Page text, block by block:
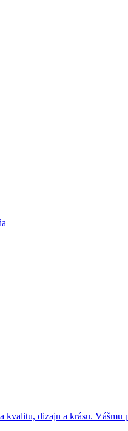
dizajn a krásu. Vášmu